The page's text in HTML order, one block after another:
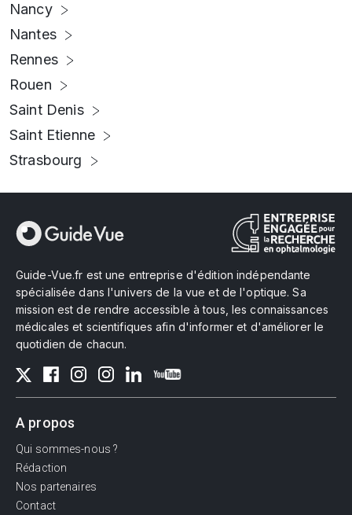
Nancy
Nantes
Rennes
Rouen
Saint Denis
Saint Etienne
Strasbourg
Guide-Vue.fr est une entreprise d'édition indépendante
spécialisée dans l'univers de la vue et de l'optique. Sa
mission est de rendre accessible à tous, les connaissances
médicales et scientifiques afin d'informer et d'améliorer le
quotidien de chacun.
A propos
Qui sommes-nous ?
Rédaction
Nos partenaires
Contact